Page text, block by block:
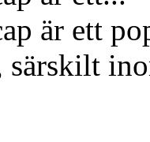
är ett
särskilt